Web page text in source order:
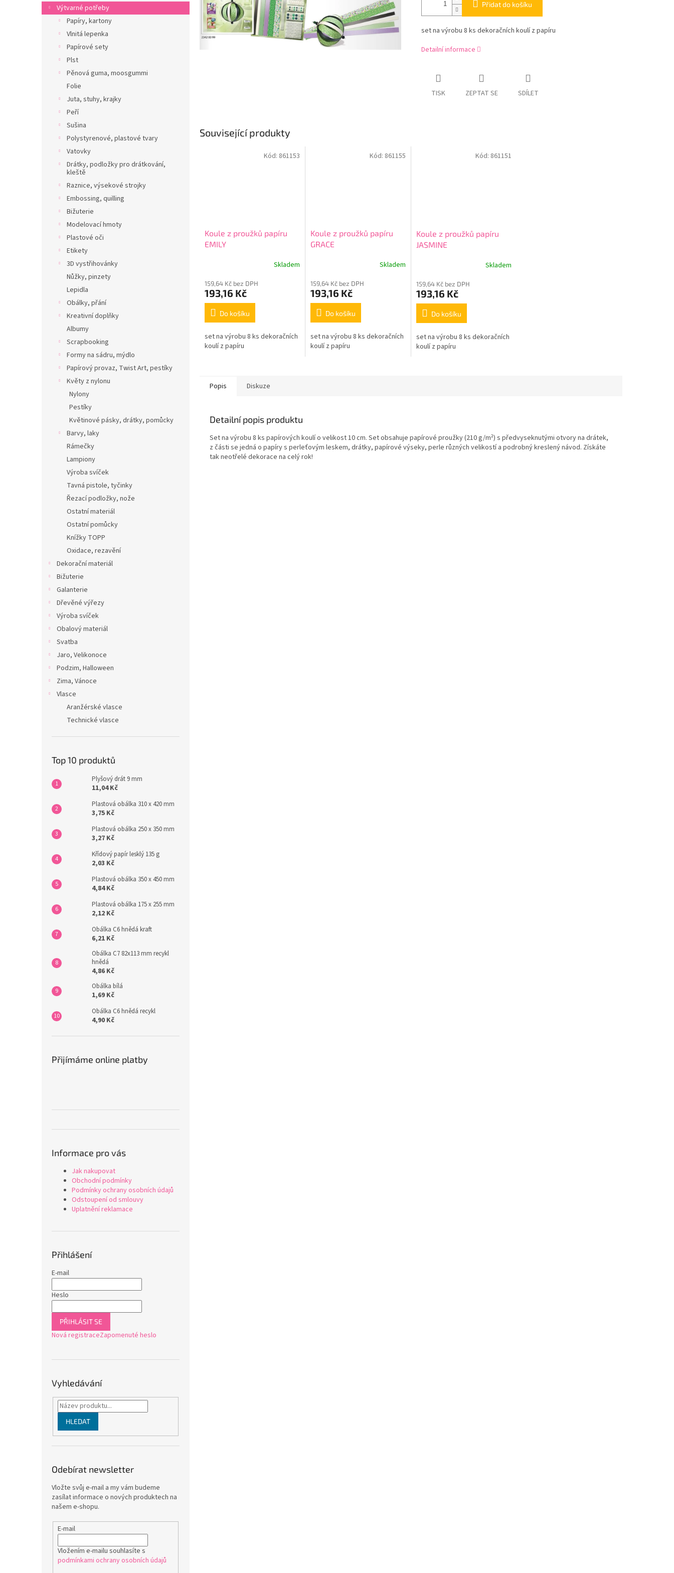
n
e
Výtvarné potřeby
Papíry, kartony
Vlnitá lepenka
Papírové sety
Plst
Pěnová guma, moosgummi
Folie
Juta, stuhy, krajky
Peří
Sušina
Polystyrenové, plastové tvary
Vatovky
Drátky, podložky pro drátkování,
kleště
Raznice, výsekové strojky
Embossing, quilling
Bižuterie
Modelovací hmoty
Plastové oči
Etikety
3D vystřihovánky
Nůžky, pinzety
Lepidla
Obálky, přání
Kreativní doplňky
Albumy
Scrapbooking
Formy na sádru, mýdlo
Papírový provaz, Twist Art, pestíky
Květy z nylonu
Nylony
Pestíky
Květinové pásky, drátky, pomůcky
Barvy, laky
Rámečky
Lampiony
Výroba svíček
Tavná pistole, tyčinky
Řezací podložky, nože
Ostatní materiál
Ostatní pomůcky
Knížky TOPP
Oxidace, rezavění
Dekorační materiál
Bižuterie
Galanterie
Dřevěné výřezy
Výroba svíček
Obalový materiál
Svatba
Jaro, Velikonoce
Podzim, Halloween
Zima, Vánoce
Vlasce
Aranžérské vlasce
Technické vlasce
Top 10 produktů
Plyšový drát 9 mm
11,04 Kč
Plastová obálka 310 x 420 mm
3,75 Kč
Plastová obálka 250 x 350 mm
3,27 Kč
Křídový papír lesklý 135 g
2,03 Kč
Plastová obálka 350 x 450 mm
4,84 Kč
Plastová obálka 175 x 255 mm
2,12 Kč
Obálka C6 hnědá kraft
6,21 Kč
Obálka C7 82x113 mm recykl
hnědá
4,86 Kč
Obálka bílá
1,69 Kč
Obálka C6 hnědá recykl
4,90 Kč
Přijímáme online platby
Informace pro vás
Jak nakupovat
Obchodní podmínky
Podmínky ochrany osobních údajů
Odstoupení od smlouvy
Uplatnění reklamace
Přihlášení
E-mail
Heslo
PŘIHLÁSIT SE
Nová registraceZapomenuté heslo
Vyhledávání
HLEDAT
Odebírat newsletter
Vložte svůj e-mail a my vám budeme
zasílat informace o nových produktech na
našem e-shopu.
E-mail
Vložením e-mailu souhlasíte s
podmínkami ochrany osobních údajů
Přidat do košíku
set na výrobu 8 ks dekoračních koulí z papíru
Detailní informace
TISK ZEPTAT SE SDÍLET
Související produkty
Koule z proužků papíru
EMILY
Skladem
159,64 Kč bez DPH
193,16 Kč
Do košíku
set na výrobu 8 ks dekoračních
koulí z papíru
Kód: 861153
Koule z proužků papíru
GRACE
Skladem
159,64 Kč bez DPH
193,16 Kč
Do košíku
set na výrobu 8 ks dekoračních
koulí z papíru
Kód: 861155
Koule z proužků papíru
JASMINE
Skladem
159,64 Kč bez DPH
193,16 Kč
Do košíku
set na výrobu 8 ks dekoračních
koulí z papíru
Kód: 861151
Popis Diskuze
Detailní popis produktu
Set na výrobu 8 ks papírových koulí o velikost 10 cm. Set obsahuje papírové proužky (210 g/m²) s předvyseknutými otvory na drátek,
z části se jedná o papíry s perleťovým leskem, drátky, papírové výseky, perle různých velikostí a podrobný kreslený návod. Získáte
tak neotřelé dekorace na celý rok!